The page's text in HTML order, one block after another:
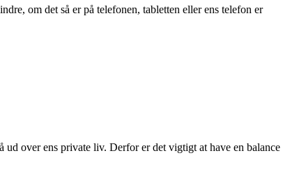
om det så er på telefonen, tabletten eller ens telefon er
over ens private liv. Derfor er det vigtigt at have en balance